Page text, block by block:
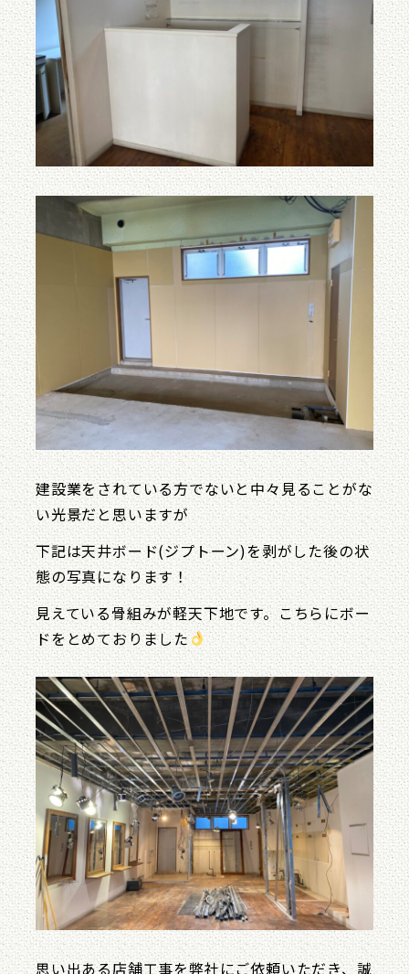
建設業をされている方でないと中々見ることがな
い光景だと思いますが
下記は天井ボード(ジプトーン)を剥がした後の状
態の写真になります！
見えている骨組みが軽天下地です。こちらにボー
ドをとめておりました
思い出ある店舗工事を弊社にご依頼いただき、誠